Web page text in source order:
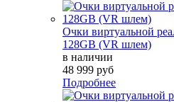
Очки виртуальной
128GB (VR шлем)
в наличии
48 999 руб
Подробнее